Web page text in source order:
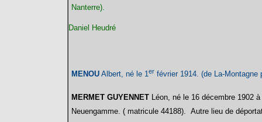
Nanterre).
Daniel Heudré
MENOU Albert, né le 1 er février 1914. (de La-
MERMET GUYENNET
Léon, né le 16 décembre 1902
Neuengamme. ( matricule 44188). Autre lieu de